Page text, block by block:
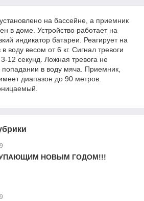
на бассейне, а приемник
в доме. Устройство работает на
индикатор батареи. Реагирует на
воду весом от 6 кг. Сигнал тревоги
12 секунд. Ложная тревога не
попадании в воду мяча. Приемник,
диапазон до 90 метров.
НОВЫМ ГОДОМ!!!